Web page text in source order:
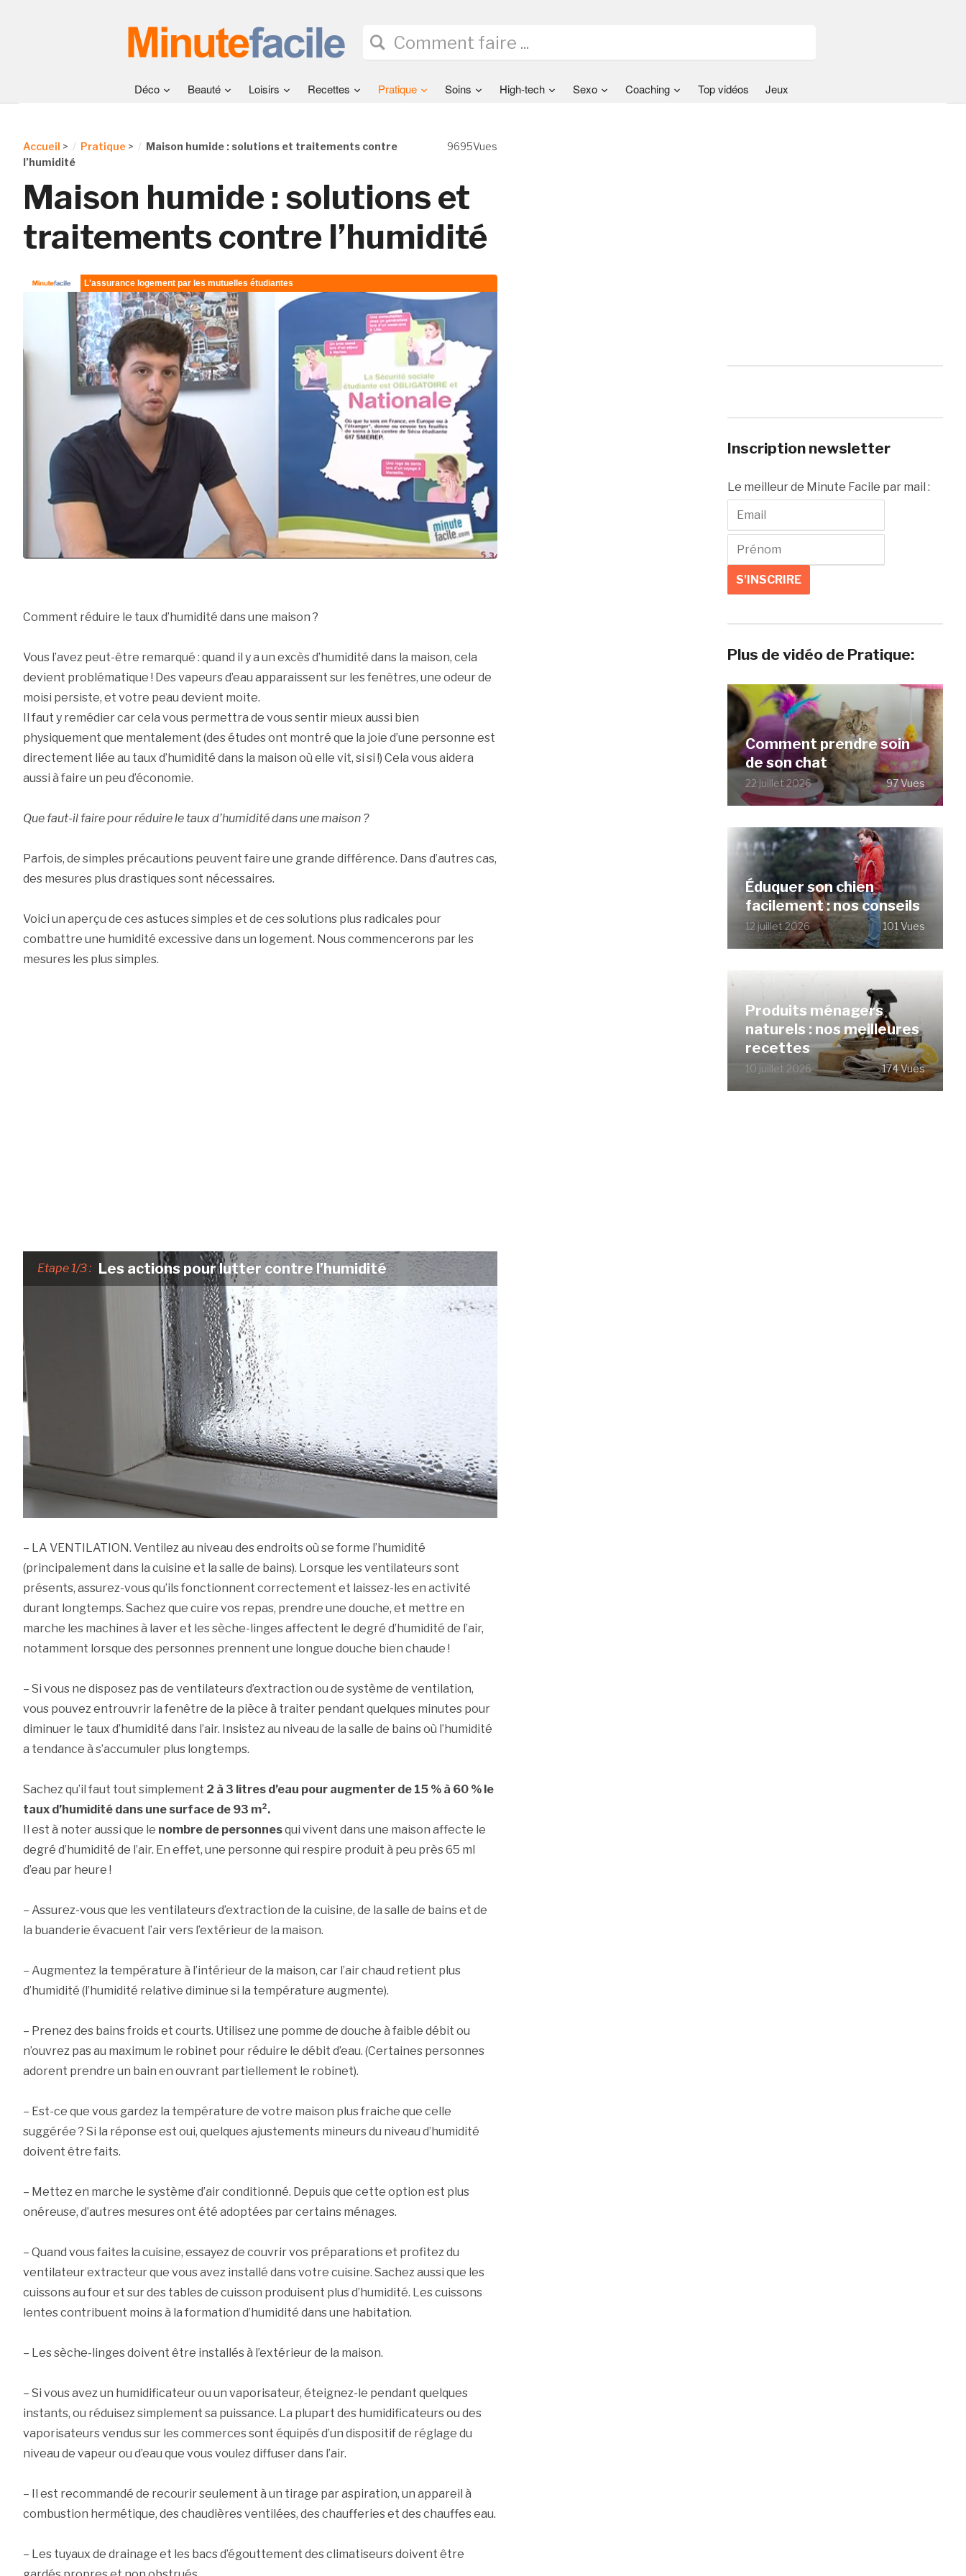
Déco Beauté Loisirs Recettes Pratique Soins High-tech Sexo Coaching Top vidéos Jeux
9695Vues
Accueil > Pratique >
Maison humide : solutions et traitements contre
l’humidité
Maison humide : solutions et
traitements contre l’humidité
Comment réduire le taux d’humidité dans une maison ?
Vous l’avez peut-être remarqué : quand il y a un excès d’humidité dans la maison, cela
devient problématique ! Des vapeurs d’eau apparaissent sur les fenêtres, une odeur de
moisi persiste, et votre peau devient moite.
Il faut y remédier car cela vous permettra de vous sentir mieux aussi bien
physiquement que mentalement (des études ont montré que la joie d’une personne est
directement liée au taux d’humidité dans la maison où elle vit, si si !) Cela vous aidera
aussi à faire un peu d’économie.
Que faut-il faire pour réduire le taux d’humidité dans une maison ?
Parfois, de simples précautions peuvent faire une grande différence. Dans d’autres cas,
des mesures plus drastiques sont nécessaires.
Voici un aperçu de ces astuces simples et de ces solutions plus radicales pour
combattre une humidité excessive dans un logement. Nous commencerons par les
mesures les plus simples.
Etape 1/3 : Les actions pour lutter contre l’humidité
– LA VENTILATION. Ventilez au niveau des endroits où se forme l’humidité
(principalement dans la cuisine et la salle de bains). Lorsque les ventilateurs sont
présents, assurez-vous qu’ils fonctionnent correctement et laissez-les en activité
durant longtemps. Sachez que cuire vos repas, prendre une douche, et mettre en
marche les machines à laver et les sèche-linges affectent le degré d’humidité de l’air,
notamment lorsque des personnes prennent une longue douche bien chaude !
– Si vous ne disposez pas de ventilateurs d’extraction ou de système de ventilation,
vous pouvez entrouvrir la fenêtre de la pièce à traiter pendant quelques minutes pour
diminuer le taux d’humidité dans l’air. Insistez au niveau de la salle de bains où l’humidité
a tendance à s’accumuler plus longtemps.
Sachez qu’il faut tout simplement 2 à 3 litres d’eau pour augmenter de 15 % à 60 % le
taux d’humidité dans une surface de 93 m².
Il est à noter aussi que le nombre de personnesqui vivent dans une maison affecte le
degré d’humidité de l’air. En effet, une personne qui respire produit à peu près 65 ml
d’eau par heure !
– Assurez-vous que les ventilateurs d’extraction de la cuisine, de la salle de bains et de
la buanderie évacuent l’air vers l’extérieur de la maison.
– Augmentez la température à l’intérieur de la maison, car l’air chaud retient plus
d’humidité (l’humidité relative diminue si la température augmente).
– Prenez des bains froids et courts. Utilisez une pomme de douche à faible débit ou
n’ouvrez pas au maximum le robinet pour réduire le débit d’eau. (Certaines personnes
adorent prendre un bain en ouvrant partiellement le robinet).
– Est-ce que vous gardez la température de votre maison plus fraiche que celle
suggérée ? Si la réponse est oui, quelques ajustements mineurs du niveau d’humidité
doivent être faits.
– Mettez en marche le système d’air conditionné. Depuis que cette option est plus
onéreuse, d’autres mesures ont été adoptées par certains ménages.
– Quand vous faites la cuisine, essayez de couvrir vos préparations et profitez du
ventilateur extracteur que vous avez installé dans votre cuisine. Sachez aussi que les
cuissons au four et sur des tables de cuisson produisent plus d’humidité. Les cuissons
lentes contribuent moins à la formation d’humidité dans une habitation.
– Les sèche-linges doivent être installés à l’extérieur de la maison.
– Si vous avez un humidificateur ou un vaporisateur, éteignez-le pendant quelques
instants, ou réduisez simplement sa puissance. La plupart des humidificateurs ou des
vaporisateurs vendus sur les commerces sont équipés d’un dispositif de réglage du
niveau de vapeur ou d’eau que vous voulez diffuser dans l’air.
– Il est recommandé de recourir seulement à un tirage par aspiration, un appareil à
combustion hermétique, des chaudières ventilées, des chaufferies et des chauffes eau.
– Les tuyaux de drainage et les bacs d’égouttement des climatiseurs doivent être
Inscription newsletter
Le meilleur de Minute Facile par mail :
Plus de vidéo de Pratique:
Comment prendre soin
de son chat
22 juillet 2026 97 Vues
Éduquer son chien
facilement : nos conseils
12 juillet 2026 101 Vues
Produits ménagers
naturels : nos meilleures
recettes
10 juillet 2026 174 Vues